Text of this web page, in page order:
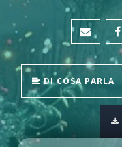
DI COSA PARLA